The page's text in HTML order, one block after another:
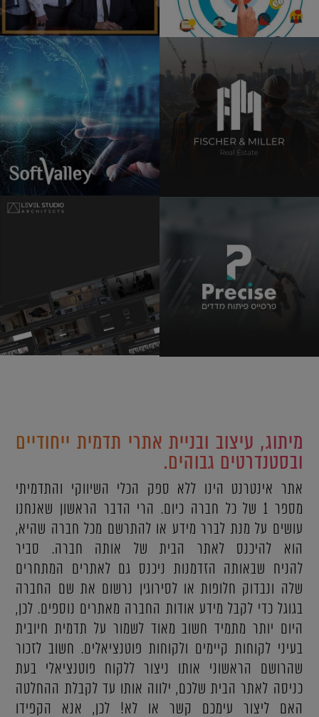
מיתוג, עיצוב ובניית אתרי תדמית ייחודיים
ובסטנדרטים גבוהים.
אתר אינטרנט הינו ללא ספק הכלי השיווקי והתדמיתי
מספר 1 של כל חברה כיום. הרי הדבר הראשון שאנחנו
עושים על מנת לברר מידע או להתרשם מכל חברה שהיא,
הוא להיכנס לאתר הבית של אותה חברה. סביר
להניח שבאותה הזדמנות ניכנס גם לאתרים המתחרים
שלה ונבדוק חלופות או לסירוגין נרשום את שם החברה
בגוגל כדי לקבל מידע אודות החברה מאתרים נוספים. לכן,
היום יותר מתמיד חשוב מאוד לשמור על תדמית חיובית
בעיני לקוחות קיימים ולקוחות פוטנציאלים. חשוב לזכור
שהרושם הראשוני אותו ניצור ללקוח פוטנציאלי בעת
כניסה לאתר הבית שלכם, ילווה אותו עד לקבלת ההחלטה
האם ליצור עימכם קשר או לא! לכן, אנא הקפידו